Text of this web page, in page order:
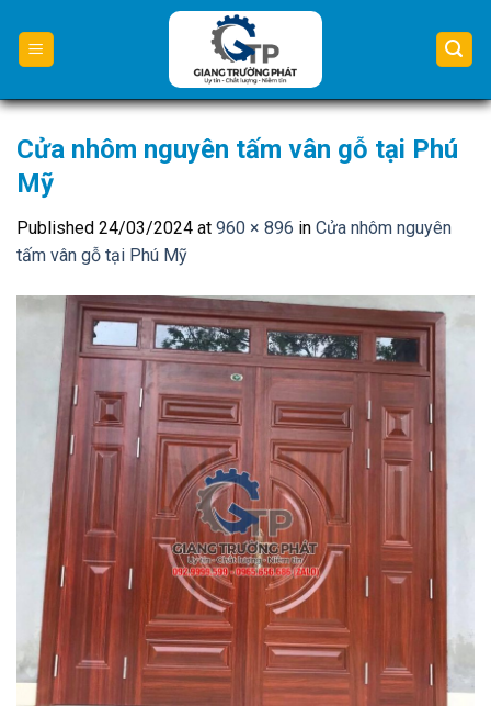
content
Cửa nhôm nguyên tấm vân gỗ tại Phú
Mỹ
Published 24/03/2024 at 960 × 896 in Cửa nhôm nguyên
tấm vân gỗ tại Phú Mỹ